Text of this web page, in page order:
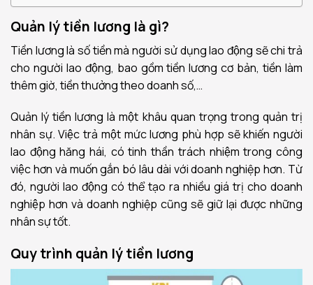
Quản lý tiền lương là gì?
Tiền lương là số tiền mà người sử dụng lao động sẽ chi trả
cho người lao động, bao gồm tiền lương cơ bản, tiền làm
thêm giờ, tiền thưởng theo doanh số,…
Quản lý tiền lương là một khâu quan trọng trong quản trị
nhân sự. Việc trả một mức lương phù hợp sẽ khiến người
lao động hăng hái, có tinh thần trách nhiệm trong công
việc hơn và muốn gắn bó lâu dài với doanh nghiệp hơn. Từ
đó, người lao động có thể tạo ra nhiều giá trị cho doanh
nghiệp hơn và doanh nghiệp cũng sẽ giữ lại được những
nhân sự tốt.
Quy trình quản lý tiền lương